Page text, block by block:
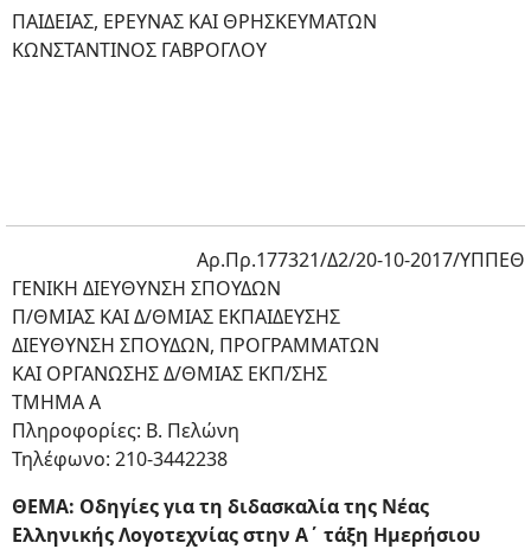
ΠΑΙΔΕΙΑΣ, ΕΡΕΥΝΑΣ ΚΑΙ ΘΡΗΣΚΕΥΜΑΤΩΝ
ΚΩΝΣΤΑΝΤΙΝΟΣ ΓΑΒΡΟΓΛΟΥ
Αρ.Πρ.177321/Δ2/20-10-2017/ΥΠΠΕΘ
ΓΕΝΙΚΗ ΔΙΕΥΘΥΝΣΗ ΣΠΟΥΔΩΝ
Π/ΘΜΙΑΣ ΚΑΙ Δ/ΘΜΙΑΣ ΕΚΠΑΙΔΕΥΣΗΣ
ΔΙΕΥΘΥΝΣΗ ΣΠΟΥΔΩΝ, ΠΡΟΓΡΑΜΜΑΤΩΝ
ΚΑΙ ΟΡΓΑΝΩΣΗΣ Δ/ΘΜΙΑΣ ΕΚΠ/ΣΗΣ
ΤΜΗΜΑ Α
Πληροφορίες: Β. Πελώνη
Τηλέφωνο: 210-3442238
ΘΕΜΑ: Οδηγίες για τη διδασκαλία της Νέας
Ελληνικής Λογοτεχνίας στην Α΄ τάξη Ημερήσιου